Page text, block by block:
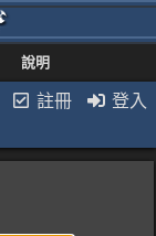
說明
註冊 登入